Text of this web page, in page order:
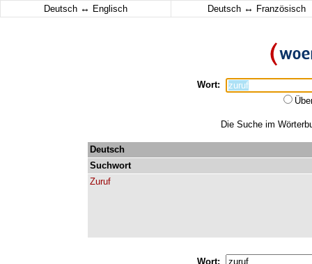
Deutsch ↔ Englisch Deutsch ↔ Französisch
Wort:
Die Suche im
Deutsch
Suchwort
Zuruf
Wort: